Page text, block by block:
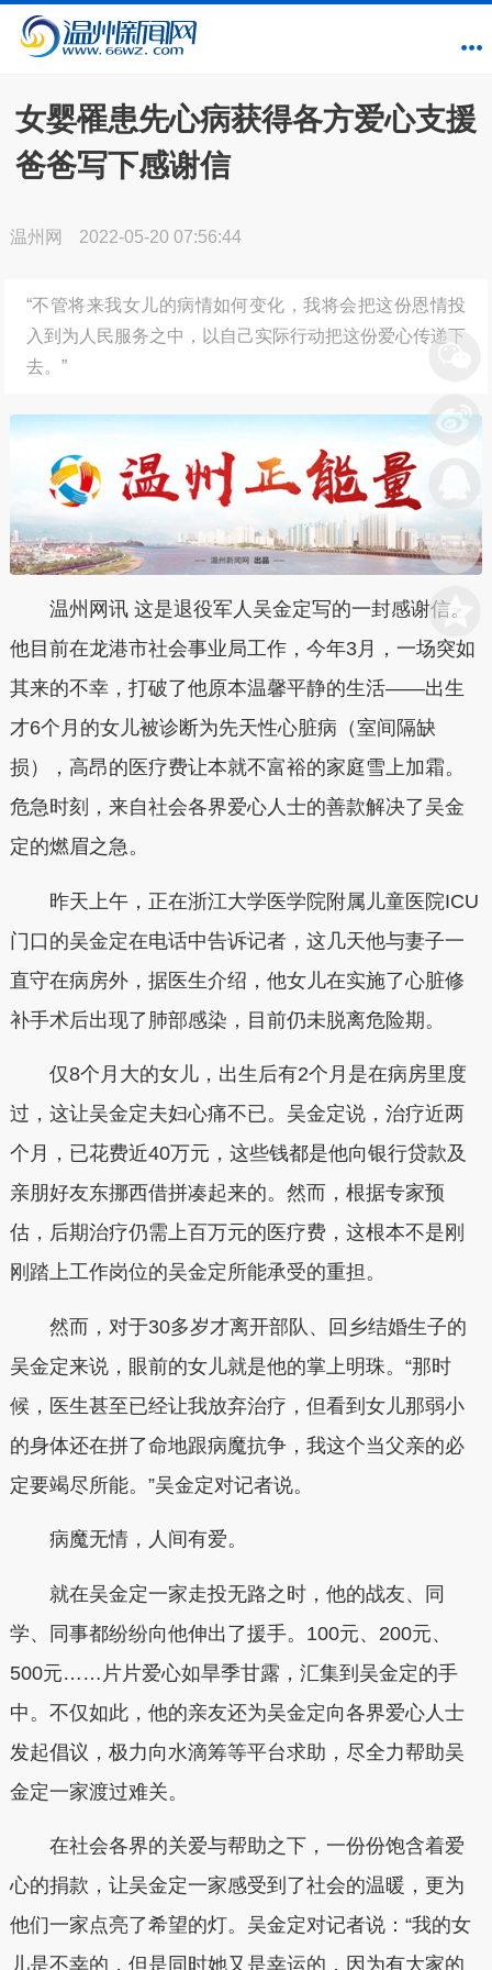
女婴罹患先心病获得各方爱心支援
爸爸写下感谢信
温州网 2022-05-20 07:56:44
“不管将来我女儿的病情如何变化，我将会把这份恩情投
入到为人民服务之中，以自己实际行动把这份爱心传递下
去。”
温州网讯 这是退役军人吴金定写的一封感谢信。
他目前在龙港市社会事业局工作，今年3月，一场突如
其来的不幸，打破了他原本温馨平静的生活——出生
才6个月的女儿被诊断为先天性心脏病（室间隔缺
损），高昂的医疗费让本就不富裕的家庭雪上加霜。
危急时刻，来自社会各界爱心人士的善款解决了吴金
定的燃眉之急。
昨天上午，正在浙江大学医学院附属儿童医院ICU
门口的吴金定在电话中告诉记者，这几天他与妻子一
直守在病房外，据医生介绍，他女儿在实施了心脏修
补手术后出现了肺部感染，目前仍未脱离危险期。
仅8个月大的女儿，出生后有2个月是在病房里度
过，这让吴金定夫妇心痛不已。吴金定说，治疗近两
个月，已花费近40万元，这些钱都是他向银行贷款及
亲朋好友东挪西借拼凑起来的。然而，根据专家预
估，后期治疗仍需上百万元的医疗费，这根本不是刚
刚踏上工作岗位的吴金定所能承受的重担。
然而，对于30多岁才离开部队、回乡结婚生子的
吴金定来说，眼前的女儿就是他的掌上明珠。“那时
候，医生甚至已经让我放弃治疗，但看到女儿那弱小
的身体还在拼了命地跟病魔抗争，我这个当父亲的必
定要竭尽所能。”吴金定对记者说。
病魔无情，人间有爱。
就在吴金定一家走投无路之时，他的战友、同
学、同事都纷纷向他伸出了援手。100元、200元、
500元……片片爱心如旱季甘露，汇集到吴金定的手
中。不仅如此，他的亲友还为吴金定向各界爱心人士
发起倡议，极力向水滴筹等平台求助，尽全力帮助吴
金定一家渡过难关。
在社会各界的关爱与帮助之下，一份份饱含着爱
心的捐款，让吴金定一家感受到了社会的温暖，更为
他们一家点亮了希望的灯。吴金定对记者说：“我的女
儿是不幸的，但是同时她又是幸运的，因为有大家的